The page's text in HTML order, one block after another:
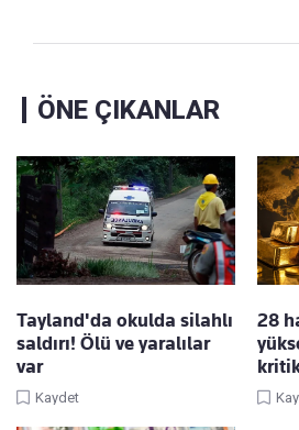
ÖNE ÇIKANLAR
Tayland'da okulda silahlı
saldırı! Ölü ve yaralılar
var
Kaydet
28